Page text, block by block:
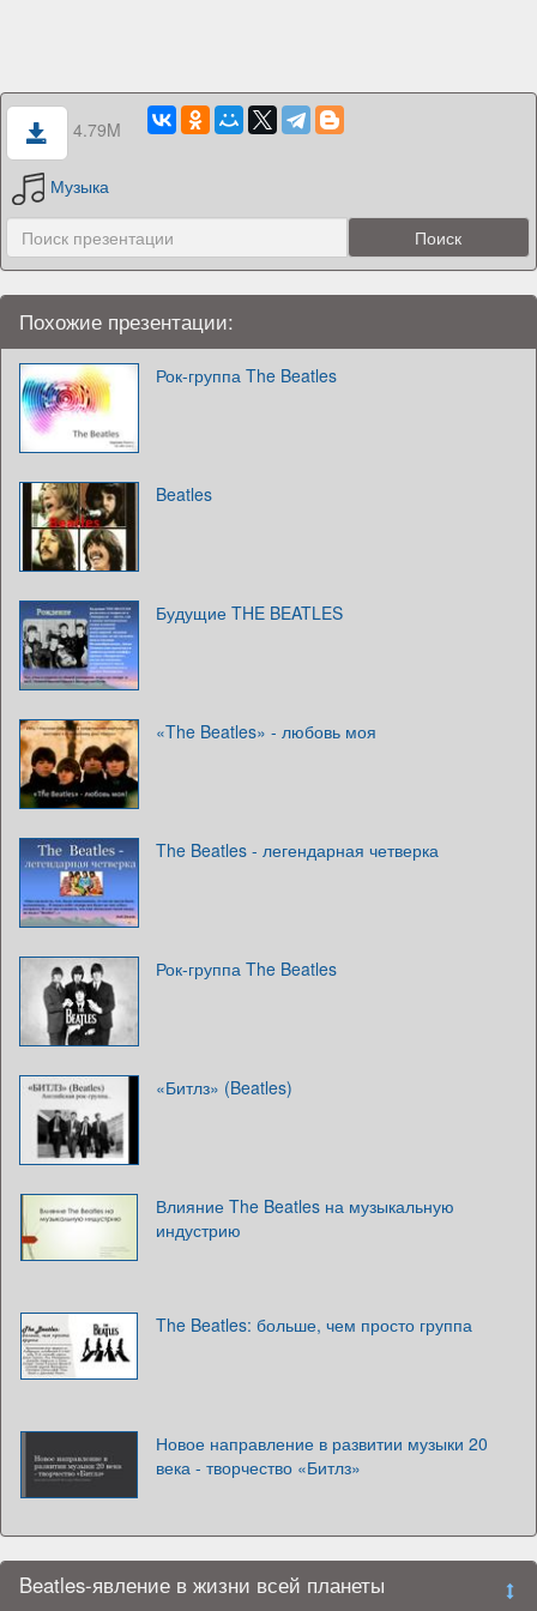
4.79M
Музыка
Похожие презентации:
Рок-группа The Beatles
Beatles
Будущие THE BEATLES
«The Beatles» - любовь моя
The Beatles - легендарная четверка
Рок-группа The Beatles
«Битлз» (Beatles)
Влияние The Beatles на музыкальную
индустрию
The Beatles: больше, чем просто группа
Новое направление в развитии музыки 20
века - творчество «Битлз»
Beatles-явление в жизни всей планеты